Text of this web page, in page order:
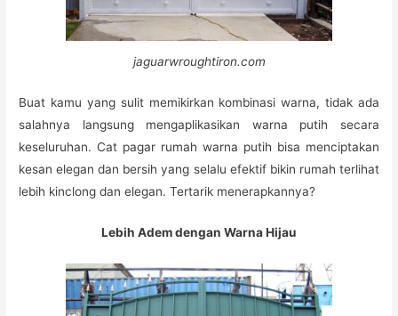
jaguarwroughtiron.com
Buat kamu yang sulit memikirkan kombinasi warna, tidak ada
salahnya langsung mengaplikasikan warna putih secara
keseluruhan. Cat pagar rumah warna putih bisa menciptakan
kesan elegan dan bersih yang selalu efektif bikin rumah terlihat
lebih kinclong dan elegan. Tertarik menerapkannya?
Lebih Adem dengan Warna Hijau